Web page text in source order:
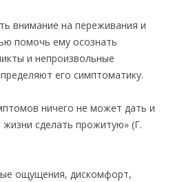
внимание на переживания и
помочь ему осознать
и непроизвольные
его симптоматику.
ничего не может дать и
сделать прожитую» (Г.
ощущения, дискомфорт,